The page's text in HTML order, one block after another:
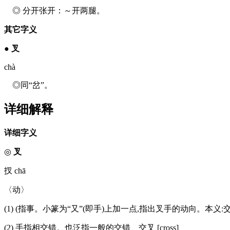
◎ 分开张开：～开两腿。
其它字义
● 叉
chà
◎同“岔”。
详细解释
详细字义
◎ 叉
扠 chā
〈动〉
(1) (指事。小篆为“又”(即手)上加一点,指出叉手的动向。本义:
(2) 手指相交错。也泛指一般的交错、交叉 [cross]